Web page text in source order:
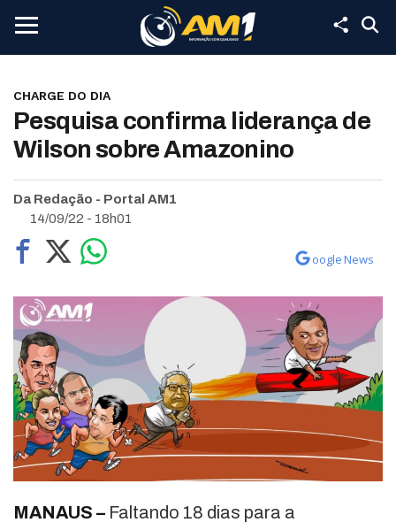
CHARGE DO DIA
Pesquisa confirma liderança de
Wilson sobre Amazonino
Da Redação - Portal AM1
14/09/22 - 18h01
oogle News
MANAUS – Faltando 18 dias para a